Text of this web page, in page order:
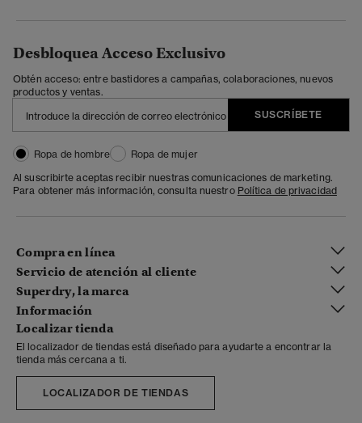
Desbloquea Acceso Exclusivo
Obtén acceso: entre bastidores a campañas, colaboraciones, nuevos
productos y ventas.
SUSCRÍBETE
Ropa de hombre
Ropa de mujer
Al suscribirte aceptas recibir nuestras comunicaciones de marketing.
Para obtener más información, consulta nuestro Política de privacidad
Compra en línea
Servicio de atención al cliente
Superdry, la marca
Información
Localizar tienda
El localizador de tiendas está diseñado para ayudarte a encontrar la
tienda más cercana a ti.
LOCALIZADOR DE TIENDAS